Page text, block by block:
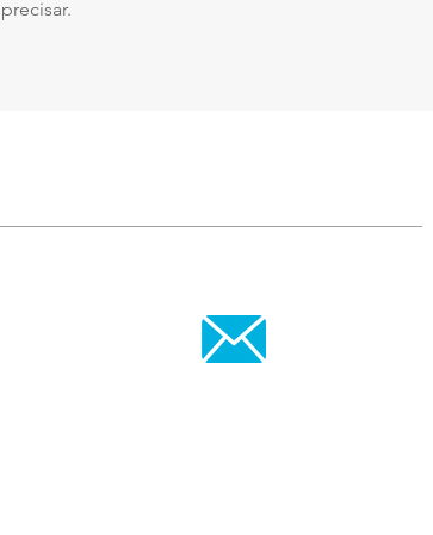
precisar.